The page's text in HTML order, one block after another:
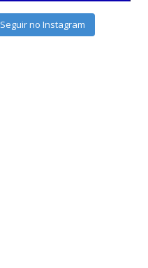
Seguir no Instagram